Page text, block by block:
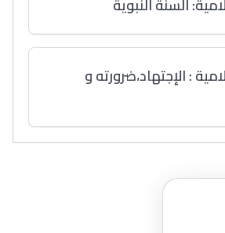
: الإجتهاد،ضرورته و